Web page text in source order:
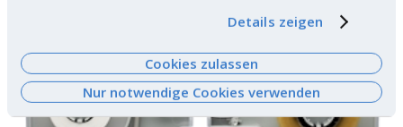
haben oder die sie im Rahmen Ihrer Nutzung der
Dienste gesammelt haben. Weitere
Informationen finden Siehier.
Details zeigen
Cookies zulassen
Nur notwendige Cookies verwenden